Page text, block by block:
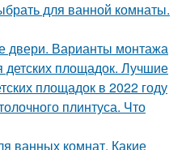
для ванной комнаты.
двери. Варианты монтажа
детских площадок. Лучшие
площадок в 2022 году
плинтуса. Что
ванных комнат. Какие